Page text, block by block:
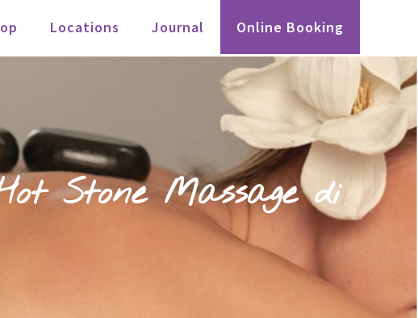
Locations Journal Online Booking
Stone Massage di